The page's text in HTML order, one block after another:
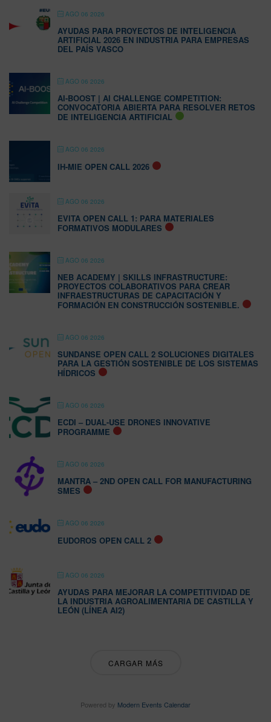
AGO 06 2026
AYUDAS PARA PROYECTOS DE INTELIGENCIA
ARTIFICIAL 2026 EN INDUSTRIA PARA EMPRESAS
DEL PAÍS VASCO
AGO 06 2026
AI-BOOST | AI CHALLENGE COMPETITION:
CONVOCATORIA ABIERTA PARA RESOLVER RETOS
DE INTELIGENCIA ARTIFICIAL
AGO 06 2026
IH-MIE OPEN CALL 2026
AGO 06 2026
EVITA OPEN CALL 1: PARA MATERIALES
FORMATIVOS MODULARES
AGO 06 2026
NEB ACADEMY | SKILLS INFRASTRUCTURE:
PROYECTOS COLABORATIVOS PARA CREAR
INFRAESTRUCTURAS DE CAPACITACIÓN Y
FORMACIÓN EN CONSTRUCCIÓN SOSTENIBLE.
AGO 06 2026
SUNDANSE OPEN CALL 2 SOLUCIONES DIGITALES
PARA LA GESTIÓN SOSTENIBLE DE LOS SISTEMAS
HÍDRICOS
AGO 06 2026
ECDI – DUAL-USE DRONES INNOVATIVE
PROGRAMME
AGO 06 2026
MANTRA – 2ND OPEN CALL FOR MANUFACTURING
SMES
AGO 06 2026
EUDOROS OPEN CALL 2
AGO 06 2026
AYUDAS PARA MEJORAR LA COMPETITIVIDAD DE
LA INDUSTRIA AGROALIMENTARIA DE CASTILLA Y
LEÓN (LÍNEA AI2)
CARGAR MÁS
Powered by Modern Events Calendar